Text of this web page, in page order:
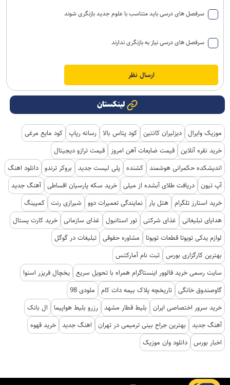
سرفصل های درسی باید متناسب با علوم جدید بازنگری شوند
سرفصل های درسی نیاز به بازنگری ندارند
لینکستان
موزیک وایرال دیزلیران کانتین کود پتاس بالا رسانه رپاپ کود مایع مرغی
خرید نقره آنلاین قیمت ضایعات آهن امروز
قیمت ترازو دیجیتال
اندیشکده حکمرانی هوشمند کشنده پلی لیست جدید بروکر ترندو دانلود اهنگ
آپ تیون دریافت طلای آبشده از میلی خرید سکه پارسیان اقساطی آهنگ جدید
خرید استارز تلگرام هتل یار نمایندگی تعمیرات دوو شیرازی رنت کمپینگ
هدایای تبلیغاتی
غذای شرکتی تور استانبول غذای سازمانی خرید کارت پستال
لوازم یدکی تویوتا قطعات تویوتا
مشاوره حقوقی تبلیغات در گوگل
بهترین کارگزاری بورس ثبت نام آمارکتس
سایت رسمی خرید فالوور اینستاگرام همراه با تحویل سریع یخچال فریزر اسنوا
گاوصندوق خانگی تاریخچه پلاک بیمه دات کام
ملودی 98
خرید سرور اختصاصی ایران
بلیط قطار مشهد رزرو بلیط هواپیما
ال بانک
آهنگ جدید
بهترین جراح بینی ترمیمی در تهران اهنگ جدید خرید قهوه
اخبار بورس دانلود وان موزیک